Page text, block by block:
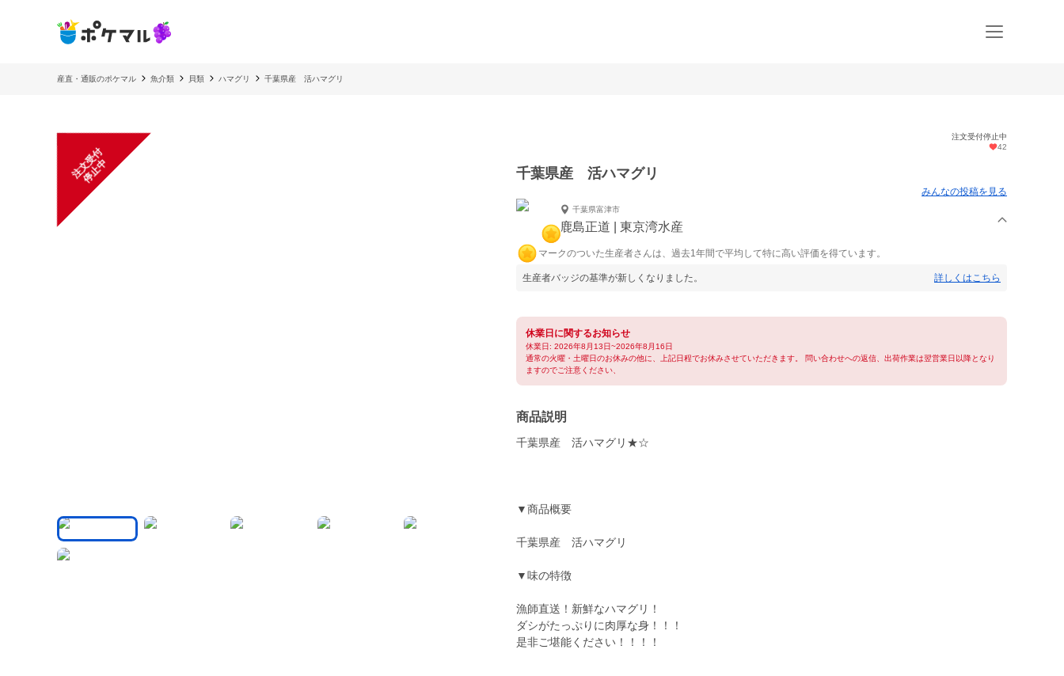
産直・通販のポケマル 魚介類 貝類 ハマグリ 千葉県産 活ハマグリ
注
文
受
付
停
止
中
注文受付停止中
42
千葉県産 活ハマグリ
みんなの投稿を見る
千葉県富津市
鹿島正道 | 東京湾水産
マークのついた生産者さんは、過去1年間で平均して特に高い評価を得ています。
生産者バッジの基準が新しくなりました。 詳しくはこちら
休業日に関するお知らせ
休業日: 2026年8月13日~2026年8月16日
通常の火曜・土曜日のお休みの他に、上記日程でお休みさせていただきます。 問い合わせへの返信、出荷作業は翌営業日以降となり
ますのでご注意ください、
商品説明
千葉県産 活ハマグリ★☆
▼商品概要
千葉県産 活ハマグリ
▼味の特徴
漁師直送！新鮮なハマグリ！
ダシがたっぷりに肉厚な身！！！
是非ご堪能ください！！！！